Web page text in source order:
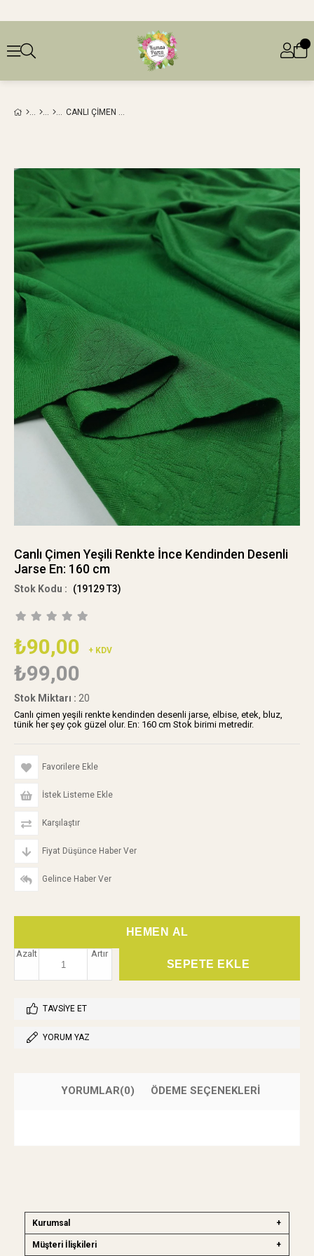
CANLI ÇIMEN YEŞILI RENKTE İNCE KENDINDEN DESENLI JARSE EN: 160 CM
Canlı Çimen Yeşili Renkte İnce Kendinden Desenli
Jarse En: 160 cm
(19129 T3)
₺90,00 + KDV
₺99,00
Stok Miktarı : 20
Canlı çimen yeşili renkte kendinden desenli jarse, elbise, etek, bluz,
tünik her şey çok güzel olur. En: 160 cm Stok birimi metredir.
Favorilere Ekle
İstek Listeme Ekle
Karşılaştır
Fiyat Düşünce Haber Ver
Gelince Haber Ver
Artır
Azalt
TAVSIYE ET
YORUM YAZ
YORUMLAR(0) ÖDEME SEÇENEKLERI
Kurumsal
Müşteri İlişkileri